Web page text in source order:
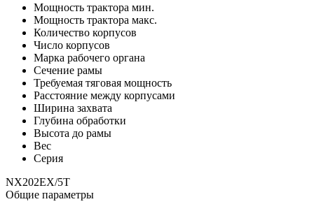
Мощность трактора мин.
Мощность трактора макс.
Количество корпусов
Число корпусов
Марка рабочего органа
Сечение рамы
Требуемая тяговая мощность
Расстояние между корпусами
Ширина захвата
Глубина обработки
Высота до рамы
Вес
Серия
NX202EX/5T
Общие параметры